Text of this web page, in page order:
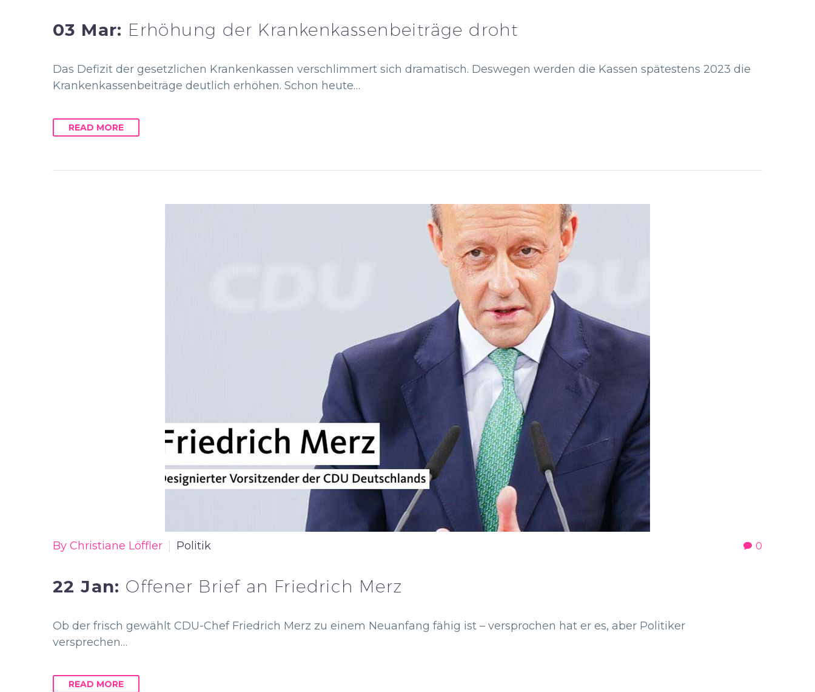
03 Mar: Erhöhung der Krankenkassenbeiträge droht
Das Defizit der gesetzlichen Krankenkassen verschlimmert sich dramatisch. Deswegen werden die Kassen spätestens 2023 die
Krankenkassenbeiträge deutlich erhöhen. Schon heute…
READ MORE
0
By Christiane Löffler Politik
22 Jan: Offener Brief an Friedrich Merz
Ob der frisch gewählt CDU-Chef Friedrich Merz zu einem Neuanfang fähig ist – versprochen hat er es, aber Politiker
versprechen…
READ MORE